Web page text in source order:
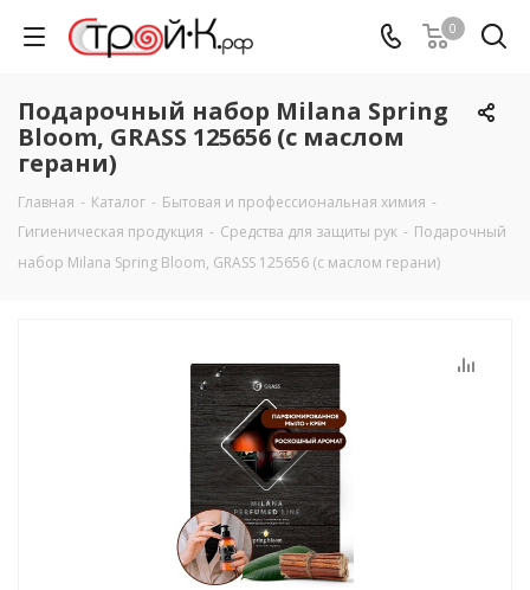
0
Подарочный набор Milana Spring
Bloom, GRASS 125656 (с маслом
герани)
Главная - Каталог - Бытовая и профессиональная химия -
Гигиеническая продукция - Средства для защиты рук - Подарочный
набор Milana Spring Bloom, GRASS 125656 (с маслом герани)